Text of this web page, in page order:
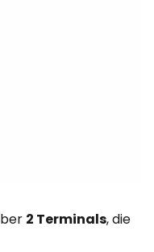
2 Terminals, die